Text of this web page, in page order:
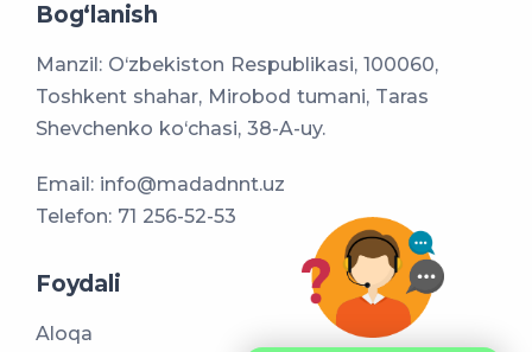
Bog‘lanish
Manzil: O‘zbekiston Respublikasi, 100060,
Toshkent shahar, Mirobod tumani, Taras
Shevchenko ko‘chasi, 38-A-uy.
Email: info@madadnnt.uz
Telefon: 71 256-52-53
Foydali
Aloqa